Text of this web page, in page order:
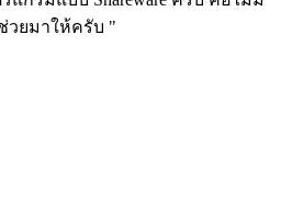
วยมาให้ครับ "